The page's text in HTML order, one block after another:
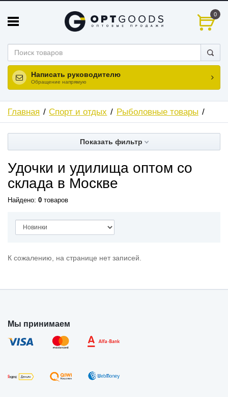
0
Написать руководителю
Обращение напрямую
Главная Спорт и отдых Рыболовные товары
Показать фильтр
Удочки и удилища оптом со
склада в Москве
Найдено: 0 товаров
К сожалению, на странице нет записей.
Мы принимаем